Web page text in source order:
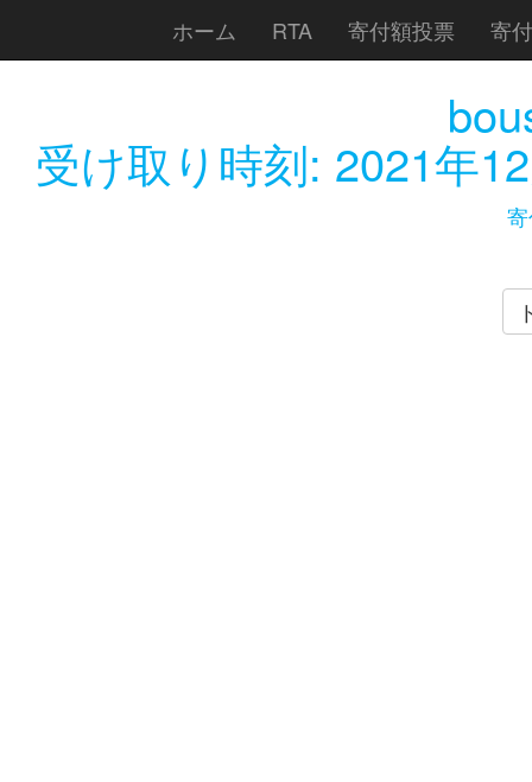
ホーム RTA 寄付額投票 寄
受け取り時刻: 2021年